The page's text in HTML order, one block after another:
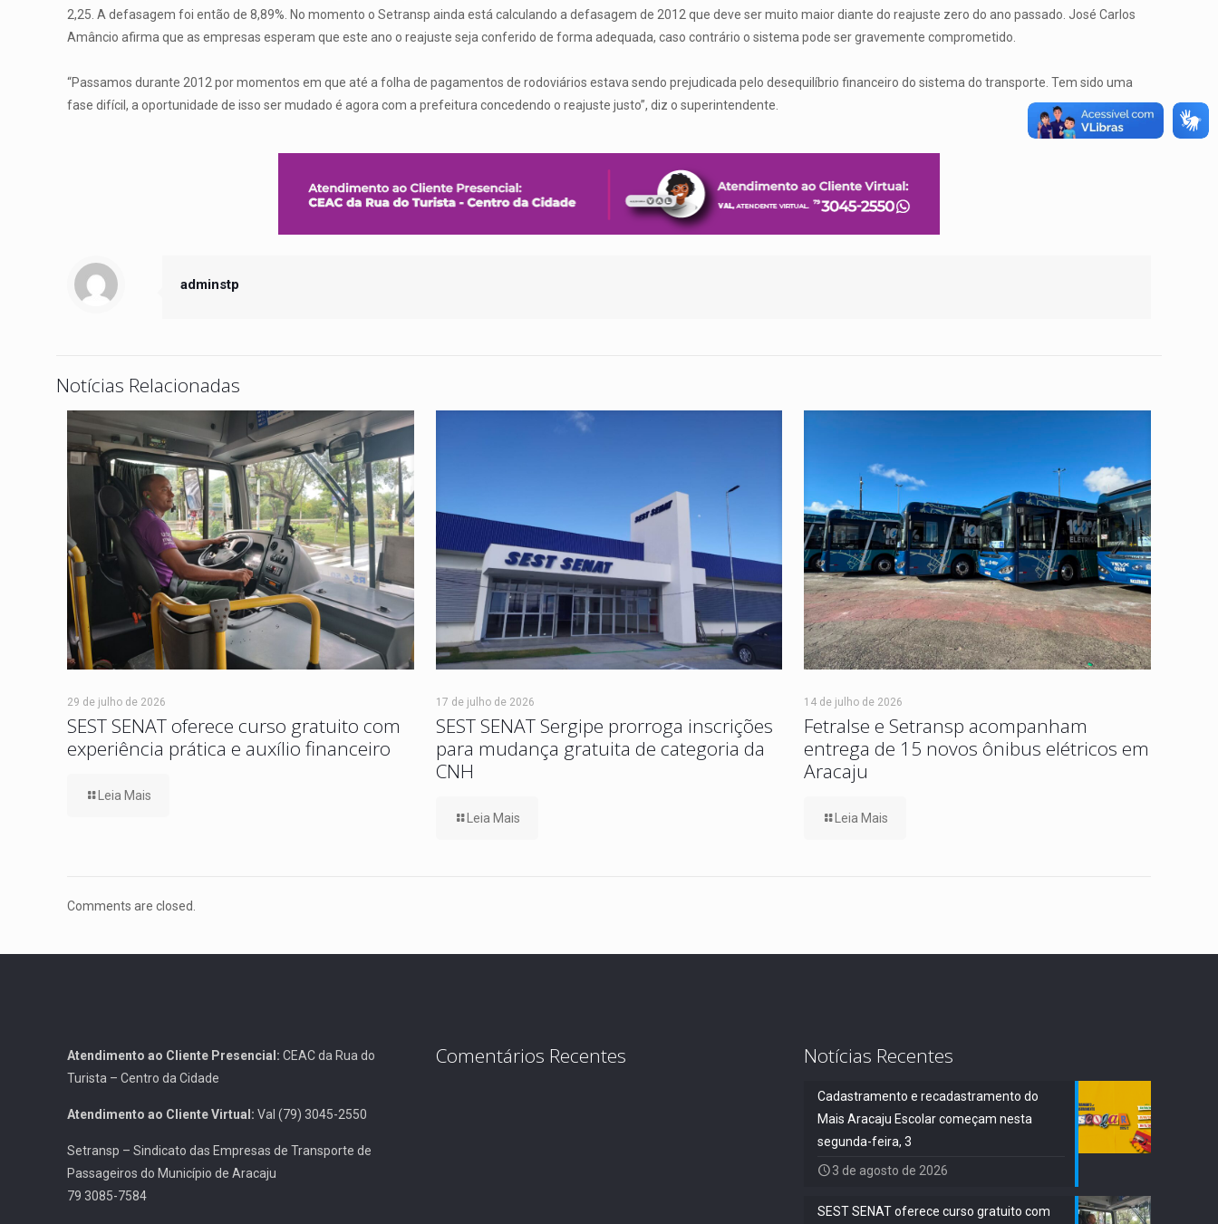
2,25. A defasagem foi então de 8,89%. No momento o Setransp ainda está calculando a defasagem de 2012 que deve ser muito maior diante do reajuste zero do ano passado. José Carlos
Amâncio afirma que as empresas esperam que este ano o reajuste seja conferido de forma adequada, caso contrário o sistema pode ser gravemente comprometido.
“Passamos durante 2012 por momentos em que até a folha de pagamentos de rodoviários estava sendo prejudicada pelo desequilíbrio financeiro do sistema do transporte. Tem sido uma
fase difícil, a oportunidade de isso ser mudado é agora com a prefeitura concedendo o reajuste justo”, diz o superintendente.
adminstp
Notícias Relacionadas
29 de julho de 2026
SEST SENAT oferece curso gratuito com
experiência prática e auxílio financeiro
Leia Mais
17 de julho de 2026
SEST SENAT Sergipe prorroga inscrições
para mudança gratuita de categoria da
CNH
Leia Mais
14 de julho de 2026
Fetralse e Setransp acompanham
entrega de 15 novos ônibus elétricos em
Aracaju
Leia Mais
Comments are closed.
Atendimento ao Cliente Presencial: CEAC da Rua do
Turista – Centro da Cidade
Atendimento ao Cliente Virtual: Val (79) 3045-2550
Setransp – Sindicato das Empresas de Transporte de
Passageiros do Município de Aracaju
79 3085-7584
Comentários Recentes Notícias Recentes
Cadastramento e recadastramento do
Mais Aracaju Escolar começam nesta
segunda-feira, 3
3 de agosto de 2026
SEST SENAT oferece curso gratuito com